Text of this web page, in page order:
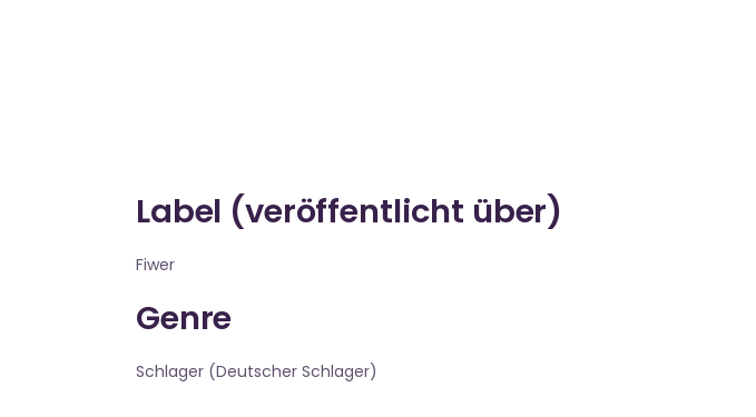
Label (veröffentlicht über)
Fiwer
Genre
Schlager (Deutscher Schlager)